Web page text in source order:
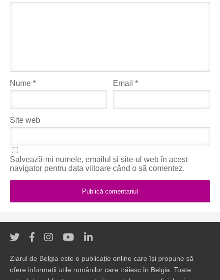
Nume * Email*
Site web
Salvează-mi numele, emailul și site-ul web în acest
navigator pentru data viitoare când o să comentez.
Ziarul de Belgia este o publicație online care își propune să
ofere informații utile românilor care trăiesc în Belgia. Toate